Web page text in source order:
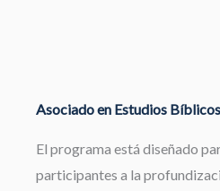
Asociado en Estudios Bíblicos
El programa está diseñado
participantes a la